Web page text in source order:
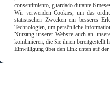
consentimiento, guardado durante 6
Wir verwenden Cookies, um das
statistischen Zwecken ein besseres
Technologien, um persönliche
Nutzung unserer Website auch an
kombinieren, die Sie ihnen bereitgestellt
Einwilligung über den Link unten auf